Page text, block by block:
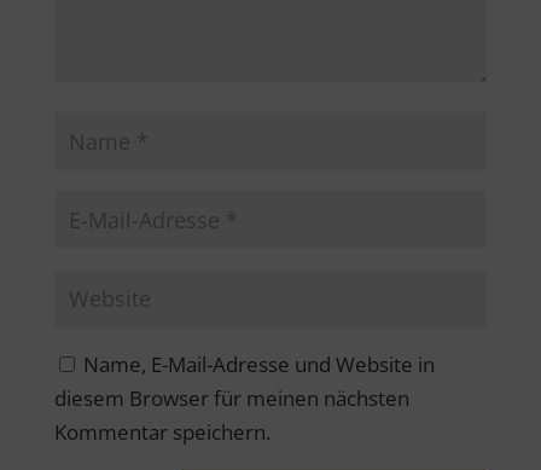
Name, E-Mail-Adresse und Website in
diesem Browser für meinen nächsten
Kommentar speichern.